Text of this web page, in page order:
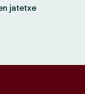
jatetxe